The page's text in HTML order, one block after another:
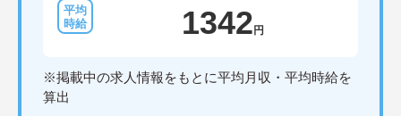
1342円
※掲載中の求人情報をもとに平均月収・平均時給を
算出